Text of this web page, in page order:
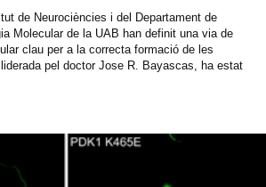
de Neurociències i del Departament de
Molecular de la UAB han definit una via de
clau per a la correcta formació de les
pel doctor Jose R. Bayascas, ha estat